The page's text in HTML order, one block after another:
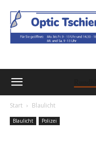
Start Blaulicht
Blaulicht Polizei